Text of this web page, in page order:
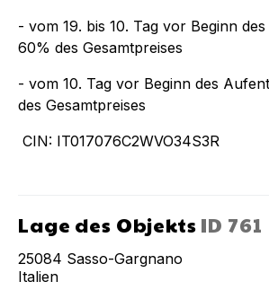
- vom 19. bis 10. Tag vor Beginn
60% des Gesamtpreises
- vom 10. Tag vor Beginn des
des Gesamtpreises
CIN: IT017076C2WVO34S3R
Lage des Objekts ID 761
25084 Sasso-Gargnano
Italien